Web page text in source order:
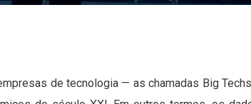
de tecnologia — as chamadas Big